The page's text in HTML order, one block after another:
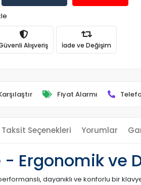
Alışveriş İade ve Değişim
Fiyat Alarmı
Taksit Seçenekleri Yorumlar
- Ergonomik ve
dayanıklı ve konforlu bir